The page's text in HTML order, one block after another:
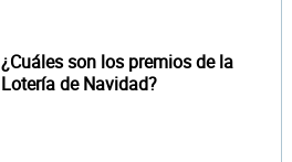
¿Cuáles son los premios de la
Lotería de Navidad?